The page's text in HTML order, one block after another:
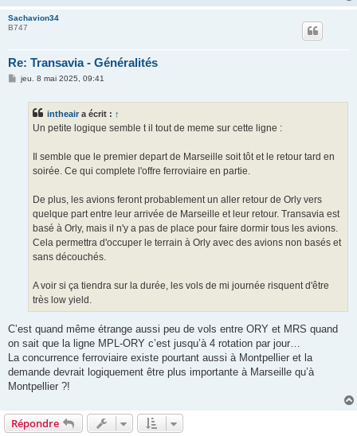
Sachavion34
B747
Re: Transavia - Généralités
Mjeu. 8 mai 2025, 09:41
intheair a écrit : ↑
Un petite logique semble t il tout de meme sur cette ligne :
Il semble que le premier depart de Marseille soit tôt et le retour tard en
soirée. Ce qui complete l'offre ferroviaire en partie.
De plus, les avions feront probablement un aller retour de Orly vers
quelque part entre leur arrivée de Marseille et leur retour. Transavia est
basé à Orly, mais il n'y a pas de place pour faire dormir tous les avions.
Cela permettra d'occuper le terrain à Orly avec des avions non basés et
sans découchés.
A voir si ça tiendra sur la durée, les vols de mi journée risquent d'être
très low yield.
C’est quand même étrange aussi peu de vols entre ORY et MRS quand
on sait que la ligne MPL-ORY c’est jusqu’à 4 rotation par jour…
La concurrence ferroviaire existe pourtant aussi à Montpellier et la
demande devrait logiquement être plus importante à Marseille qu’à
Montpellier ?!
Répondre